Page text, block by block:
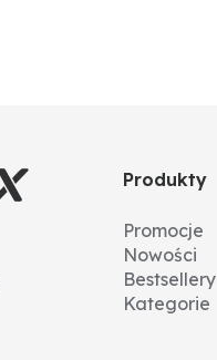
Produkty
Promocje
Nowości
Bestsellery
Kategorie